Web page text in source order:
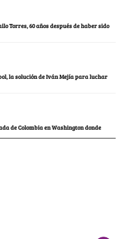
Torres, 60 años después de haber sido
la solución de Iván Mejía para luchar
de Colombia en Washington donde